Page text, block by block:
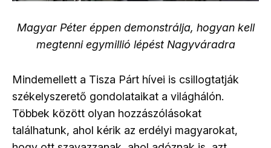
Magyar Péter éppen demonstrálja, hogyan kell
megtenni egymillió lépést Nagyváradra
Mindemellett a Tisza Párt hívei is csillogtatják
székelyszerető gondolataikat a világhálón.
Többek között olyan hozzászólásokat
találhatunk, ahol kérik az erdélyi magyarokat,